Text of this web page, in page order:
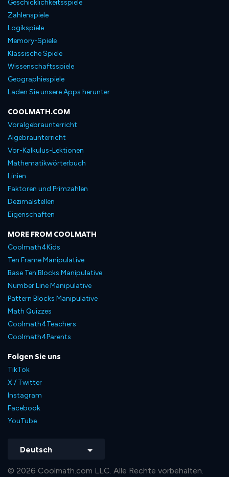
Geschicklichkeitsspiele
Zahlenspiele
Logikspiele
Memory-Spiele
Klassische Spiele
Wissenschaftsspiele
Geographiespiele
Laden Sie unsere Apps herunter
COOLMATH.COM
Voralgebraunterricht
Algebraunterricht
Vor-Kalkulus-Lektionen
Mathematikwörterbuch
Linien
Faktoren und Primzahlen
Dezimalstellen
Eigenschaften
MORE FROM COOLMATH
Coolmath4Kids
Ten Frame Manipulative
Base Ten Blocks Manipulative
Number Line Manipulative
Pattern Blocks Manipulative
Math Quizzes
Coolmath4Teachers
Coolmath4Parents
Folgen Sie uns
TikTok
X / Twitter
Instagram
Facebook
YouTube
Deutsch
© 2026 Coolmath.com LLC. Alle Rechte vorbehalten.